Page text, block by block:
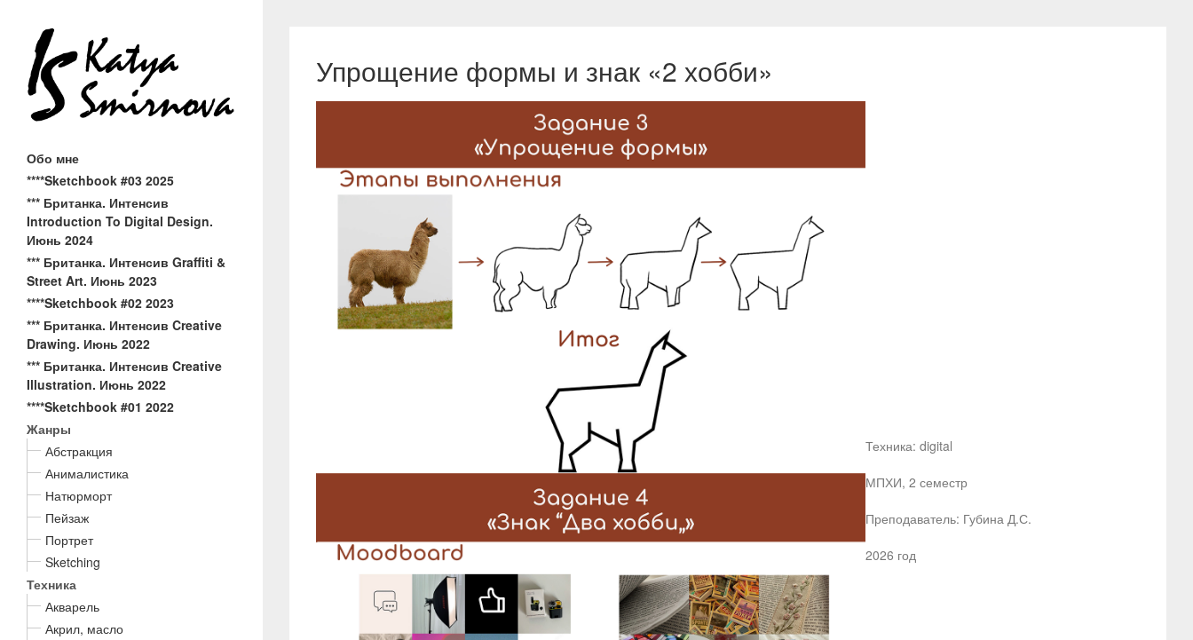
Обо мне
****Sketchbook #03 2025
*** Британка. Интенсив
Introduction To Digital Design.
Июнь 2024
*** Британка. Интенсив Graffiti &
Street Art. Июнь 2023
****Sketchbook #02 2023
*** Британка. Интенсив Creative
Drawing. Июнь 2022
*** Британка. Интенсив Creative
Illustration. Июнь 2022
****Sketchbook #01 2022
Жанры
Абстракция
Анималистика
Натюрморт
Пейзаж
Портрет
Sketching
Техника
Акварель
Акрил, масло
Упрощение формы и знак «2 хобби»
Техника: digital
МПХИ, 2 семестр
Преподаватель: Губина Д.С.
2026 год